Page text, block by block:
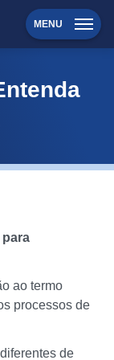
MENU
ao termo
processos de
de